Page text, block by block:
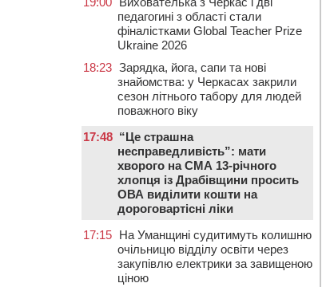
педагогині з області стали
фіналістками Global Teacher Prize
Ukraine 2026
18:23 Зарядка, йога, сапи та нові
знайомства: у Черкасах закрили
сезон літнього табору для людей
поважного віку
17:48 “Це страшна
несправедливість”: мати
хворого на СМА 13-річного
хлопця із Драбівщини просить
ОВА виділити кошти на
дороговартісні ліки
17:15 На Уманщині судитимуть колишню
очільницю відділу освіти через
закупівлю електрики за завищеною
ціною